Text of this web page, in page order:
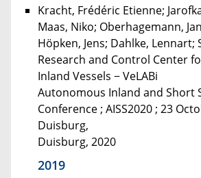
Kracht, Frédéric Etienne;
Maas, Niko; Oberhagemann,
Höpken, Jens; Dahlke,
Research and Control Center
Inland Vessels − VeLABi
Autonomous Inland and Short
Conference ; AISS2020 ; 23
Duisburg,
Duisburg, 2020
2019